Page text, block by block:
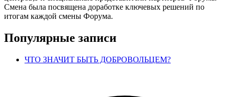
Смена была посвящена доработке ключевых решений по
итогам каждой смены Форума.
Популярные записи
ЧТО ЗНАЧИТ БЫТЬ ДОБРОВОЛЬЦЕМ?